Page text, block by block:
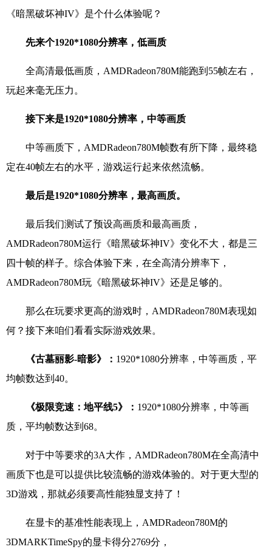
《暗黑破坏神IV》是个什么体验呢？
先来个1920*1080分辨率，低画质
全高清最低画质，AMDRadeon780M能跑到55帧左右，
玩起来毫无压力。
接下来是1920*1080分辨率，中等画质
中等画质下，AMDRadeon780M帧数有所下降，最终稳
定在40帧左右的水平，游戏运行起来依然流畅。
最后是1920*1080分辨率，最高画质。
最后我们测试了预设高画质和最高画质，
AMDRadeon780M运行《暗黑破坏神IV》变化不大，都是三
四十帧的样子。综合体验下来，在全高清分辨率下，
AMDRadeon780M玩《暗黑破坏神IV》还是足够的。
那么在玩要求更高的游戏时，AMDRadeon780M表现如
何？接下来咱们看看实际游戏效果。
《古墓丽影-暗影》： 1920*1080分辨率，中等画质，平
均帧数达到40。
《极限竞速：地平线5》： 1920*1080分辨率，中等画
质，平均帧数达到68。
对于中等要求的3A大作，AMDRadeon780M在全高清中
画质下也是可以提供比较流畅的游戏体验的。对于更大型的
3D游戏，那就必须要高性能独显支持了！
在显卡的基准性能表现上，AMDRadeon780M的
3DMARKTimeSpy的显卡得分2769分，